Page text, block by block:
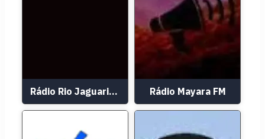
Rádio Rio Jaguaribe Rádio Mayara FM